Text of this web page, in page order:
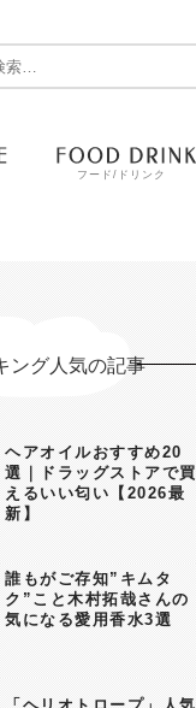
フード/ドリンク
ング人気の記事
ヘアオイルおすすめ20
選｜ドラッグストアで買
えるいい匂い【2026最
新】
誰もがご存知”キムタ
ク”こと木村拓哉さんの
気になる愛用香水3選